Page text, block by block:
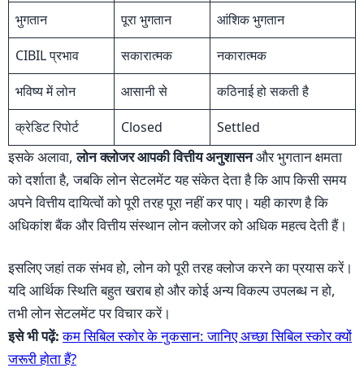
भुगतान
पूरा भुगतान
आंशिक भुगतान
CIBIL प्रभाव
सकारात्मक
नकारात्मक
भविष्य में लोन
आसानी से
कठिनाई हो सकती है
क्रेडिट रिपोर्ट
Closed Settled
इसके अलावा,लोन क्लोजर आपकी वित्तीय अनुशासनऔर भुगतान क्षमता
को दर्शाता है, जबकि लोन सेटलमेंट यह संकेत देता है कि आप किसी समय
अपने वित्तीय दायित्वों को पूरी तरह पूरा नहीं कर पाए। यही कारण है कि
अधिकांश बैंक और वित्तीय संस्थान लोन क्लोजर को अधिक महत्व देती हैं।
इसलिए जहां तक संभव हो, लोन को पूरी तरह क्लोज करने का प्रयास करें।
यदि आर्थिक स्थिति बहुत खराब हो और कोई अन्य विकल्प उपलब्ध न हो,
तभी लोन सेटलमेंट पर विचार करें।
इसे भी पढ़ें: कम सिबिल स्कोर के नुकसान: जानिए अच्छा सिबिल स्कोर क्यों
जरूरी होता हैं?